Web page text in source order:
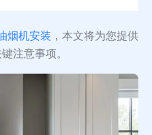
烟机安装 ，本文将为您提供
注意事项。